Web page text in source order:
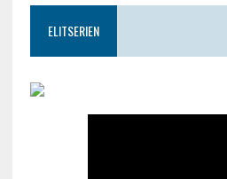
ELITSERIEN